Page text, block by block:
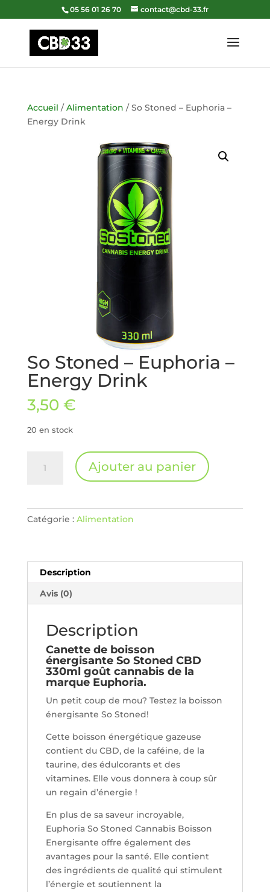
05 56 01 26 70 contact@cbd-33.fr
Accueil /Alimentation / So Stoned – Euphoria –
Energy Drink
So Stoned – Euphoria –
Energy Drink
3,50 €
20 en stock
Euphoria
Drink
Ajouter au panier
Catégorie : Alimentation
Description
Avis (0)
Description
Canette de boisson
énergisante So Stoned CBD
330ml goût cannabis de la
marque Euphoria.
Un petit coup de mou? Testez la boisson
énergisante So Stoned!
Cette boisson énergétique gazeuse
contient du CBD, de la caféine, de la
taurine, des édulcorants et des
vitamines. Elle vous donnera à coup sûr
un regain d’énergie !
En plus de sa saveur incroyable,
Euphoria So Stoned Cannabis Boisson
Energisante offre également des
avantages pour la santé. Elle contient
des ingrédients de qualité qui stimulent
l’énergie et soutiennent la